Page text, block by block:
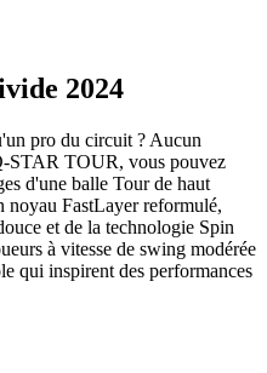
2024
pro du circuit ? Aucun
STAR TOUR, vous pouvez
d'une balle Tour de haut
noyau FastLayer reformulé,
et de la technologie Spin
à vitesse de swing modérée
qui inspirent des performances